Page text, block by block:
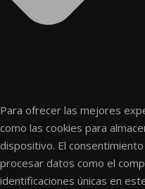
Para ofrecer las mejores
como las cookies para
dispositivo. El
procesar datos como el
identificaciones únicas en